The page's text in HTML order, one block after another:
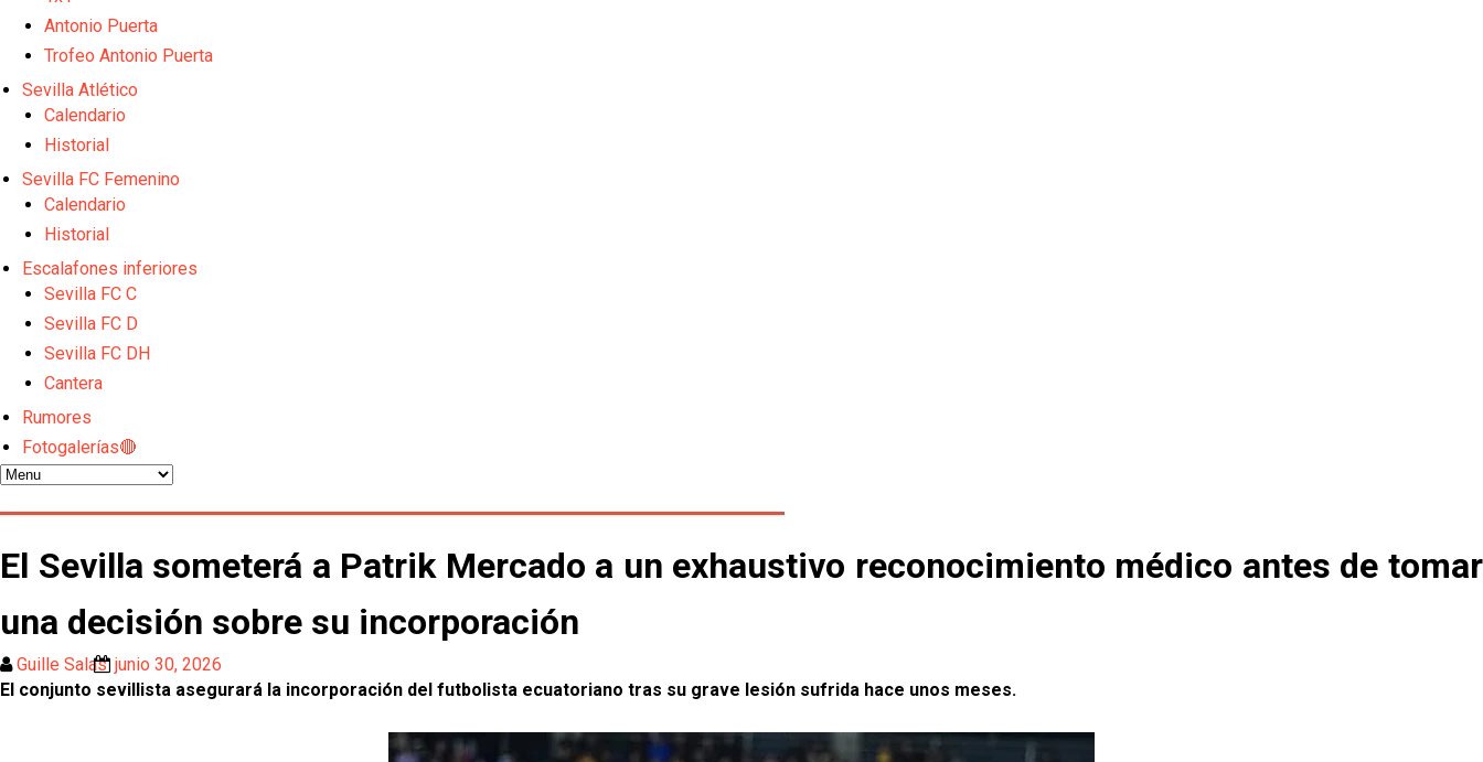
Opinión | "Carta abierta a Alberto Flores" por Rafa García
El Sevilla oficializa el traspaso de Sow
Diomande ya es madridista mientras Rodri agita el mercado
Antonio Puerta
Trofeo Antonio Puerta
Sevilla Atlético
Calendario
Historial
Sevilla FC Femenino
Calendario
Historial
Escalafones inferiores
Sevilla FC C
Sevilla FC D
Sevilla FC DH
Cantera
Rumores
Fotogalerías🔴
El Sevilla someterá a Patrik Mercado a un exhaustivo reconocimiento médico antes de tomar
una decisión sobre su incorporación
Guille Salas junio 30, 2026
El conjunto sevillista asegurará la incorporación del futbolista ecuatoriano tras su grave lesión sufrida hace unos meses.